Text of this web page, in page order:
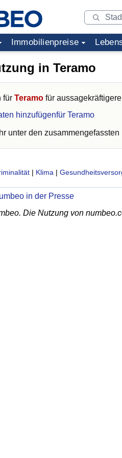
Immobilienpreise
in Teramo
für Teramo für
hinzufügenfür Teramo
unter den zusammengefassten
| Klima |
in der Presse
Die Nutzung von